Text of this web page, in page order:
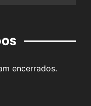
encerrados.